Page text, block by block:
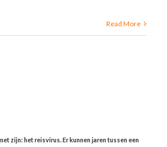
Read More
zijn: het reisvirus. Er kunnen jaren tussen een